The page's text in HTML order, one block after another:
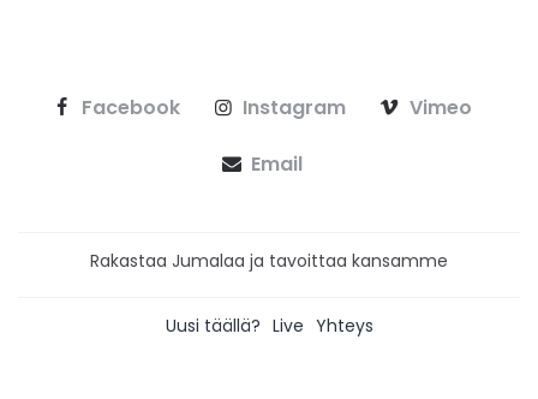
Facebook Instagram Vimeo
Email
Rakastaa Jumalaa ja tavoittaa kansamme
Uusi täällä? Live Yhteys